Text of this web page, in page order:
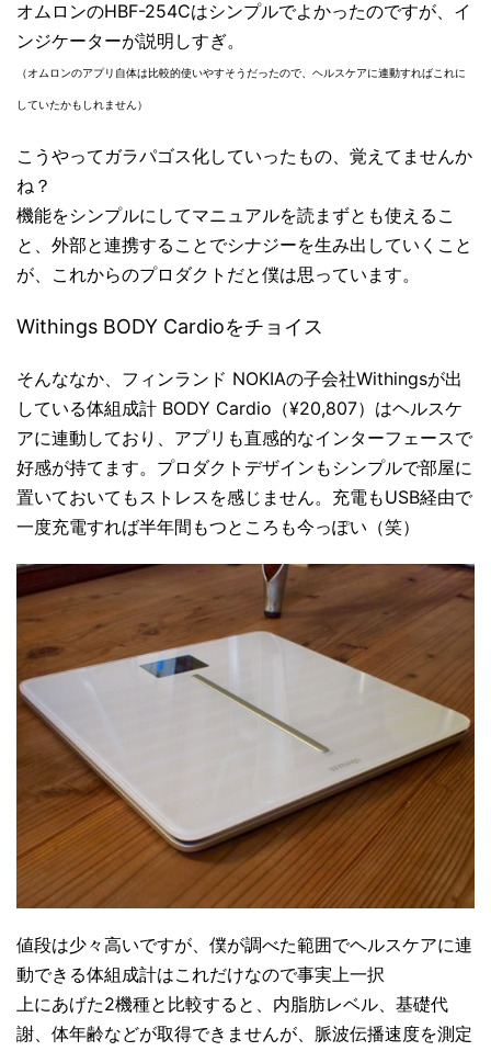
オムロンのHBF-254Cはシンプルでよかったのですが、イ
ンジケーターが説明しすぎ。
（オムロンのアプリ自体は比較的使いやすそうだったので、ヘルスケアに連動すればこれに
していたかもしれません）
こうやってガラパゴス化していったもの、覚えてませんか
ね？
機能をシンプルにしてマニュアルを読まずとも使えるこ
と、外部と連携することでシナジーを生み出していくこと
が、これからのプロダクトだと僕は思っています。
Withings BODY Cardioをチョイス
そんななか、フィンランド NOKIAの子会社Withingsが出
している体組成計 BODY Cardio（¥20,807）はヘルスケ
アに連動しており、アプリも直感的なインターフェースで
好感が持てます。プロダクトデザインもシンプルで部屋に
置いておいてもストレスを感じません。充電もUSB経由で
一度充電すれば半年間もつところも今っぽい（笑）
値段は少々高いですが、僕が調べた範囲でヘルスケアに連
動できる体組成計はこれだけなので事実上一択
上にあげた2機種と比較すると、内脂肪レベル、基礎代
謝、体年齢などが取得できませんが、脈波伝播速度を測定